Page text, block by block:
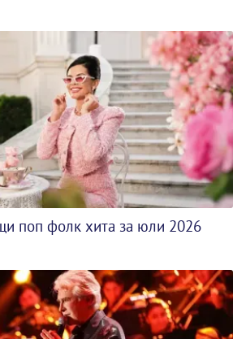
поп фолк хита за юли 2026